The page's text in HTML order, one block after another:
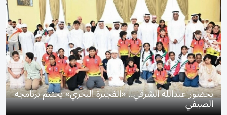
بحضور عبدالله الشرقي.. «الفجيرة البحري» يختتم برنامجه
الصيفي